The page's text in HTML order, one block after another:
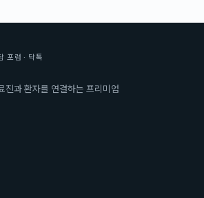
포럼 · 닥톡
진과 환자를 연결하는 프리미엄